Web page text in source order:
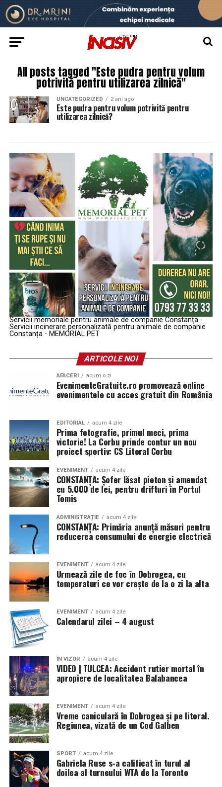
All posts tagged "Este pudra pentru volum
potrivită pentru utilizarea zilnică"
UNCATEGORIZED 2 ani ago
Este pudra pentru volum potrivită pentru
utilizarea zilnică?
Servicii memoriale pentru animale de companie Constanța -
Servicii incinerare personalizată pentru animale de companie
Constanța - MEMORIAL PET
ARTICOLE NOI
AFACERI acum o zi
EvenimenteGratuite.ro promovează online
evenimentele cu acces gratuit din România
EDITORIAL acum 4 zile
Prima fotografie, primul meci, prima
victorie! La Corbu prinde contur un nou
proiect sportiv: CS Litoral Corbu
EVENIMENT acum 4 zile
CONSTANȚA: Șofer lăsat pieton și amendat
cu 5.000 de lei, pentru drifturi în Portul
Tomis
ADMINISTRAȚIE acum 4 zile
CONSTANȚA: Primăria anunță măsuri pentru
reducerea consumului de energie electrică
EVENIMENT acum 4 zile
Urmează zile de foc în Dobrogea, cu
temperaturi ce vor crește de la o zi la alta
EVENIMENT acum 4 zile
Calendarul zilei – 4 august
ÎN VIZOR acum 4 zile
VIDEO | TULCEA: Accident rutier mortal în
apropiere de localitatea Balabancea
EVENIMENT acum 4 zile
Vreme caniculară în Dobrogea și pe litoral.
Regiunea, vizată de un Cod Galben
SPORT acum 4 zile
Gabriela Ruse s-a calificat în turul al
doilea al turneului WTA de la Toronto